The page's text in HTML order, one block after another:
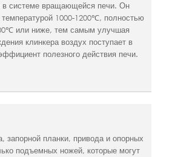
в системе вращающейся печи. Он
1000-1200℃, полностью
или ниже, тем самым улучшая
клинкера воздух поступает в
полезного действия печи.
запорной планки, привода и опорных
подъемных ножей, которые могут